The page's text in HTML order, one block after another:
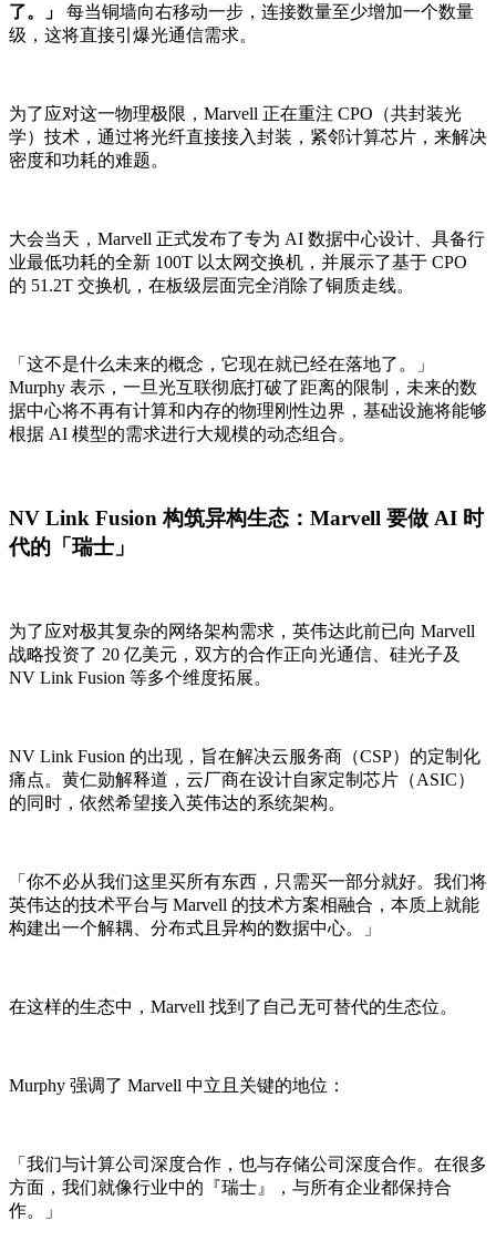
了。」
每当铜墙向右移动一步，连接数量至少增加一个数量
级，这将直接引爆光通信需求。
为了应对这一物理极限，Marvell 正在重注 CPO（共封装光
学）技术，通过将光纤直接接入封装，紧邻计算芯片，来解决
密度和功耗的难题。
大会当天，Marvell 正式发布了专为 AI 数据中心设计、具备行
业最低功耗的全新 100T 以太网交换机，并展示了基于 CPO
的 51.2T 交换机，在板级层面完全消除了铜质走线。
「这不是什么未来的概念，它现在就已经在落地了。」
Murphy 表示，一旦光互联彻底打破了距离的限制，未来的数
据中心将不再有计算和内存的物理刚性边界，基础设施将能够
根据 AI 模型的需求进行大规模的动态组合。
NV Link Fusion 构筑异构生态：Marvell 要做 AI 时
代的「瑞士」
为了应对极其复杂的网络架构需求，英伟达此前已向 Marvell
战略投资了 20 亿美元，双方的合作正向光通信、硅光子及
NV Link Fusion 等多个维度拓展。
NV Link Fusion 的出现，旨在解决云服务商（CSP）的定制化
痛点。黄仁勋解释道，云厂商在设计自家定制芯片（ASIC）
的同时，依然希望接入英伟达的系统架构。
「你不必从我们这里买所有东西，只需买一部分就好。我们将
英伟达的技术平台与 Marvell 的技术方案相融合，本质上就能
构建出一个解耦、分布式且异构的数据中心。」
在这样的生态中，Marvell 找到了自己无可替代的生态位。
Murphy 强调了 Marvell 中立且关键的地位：
「我们与计算公司深度合作，也与存储公司深度合作。在很多
方面，我们就像行业中的『瑞士』，与所有企业都保持合
作。」